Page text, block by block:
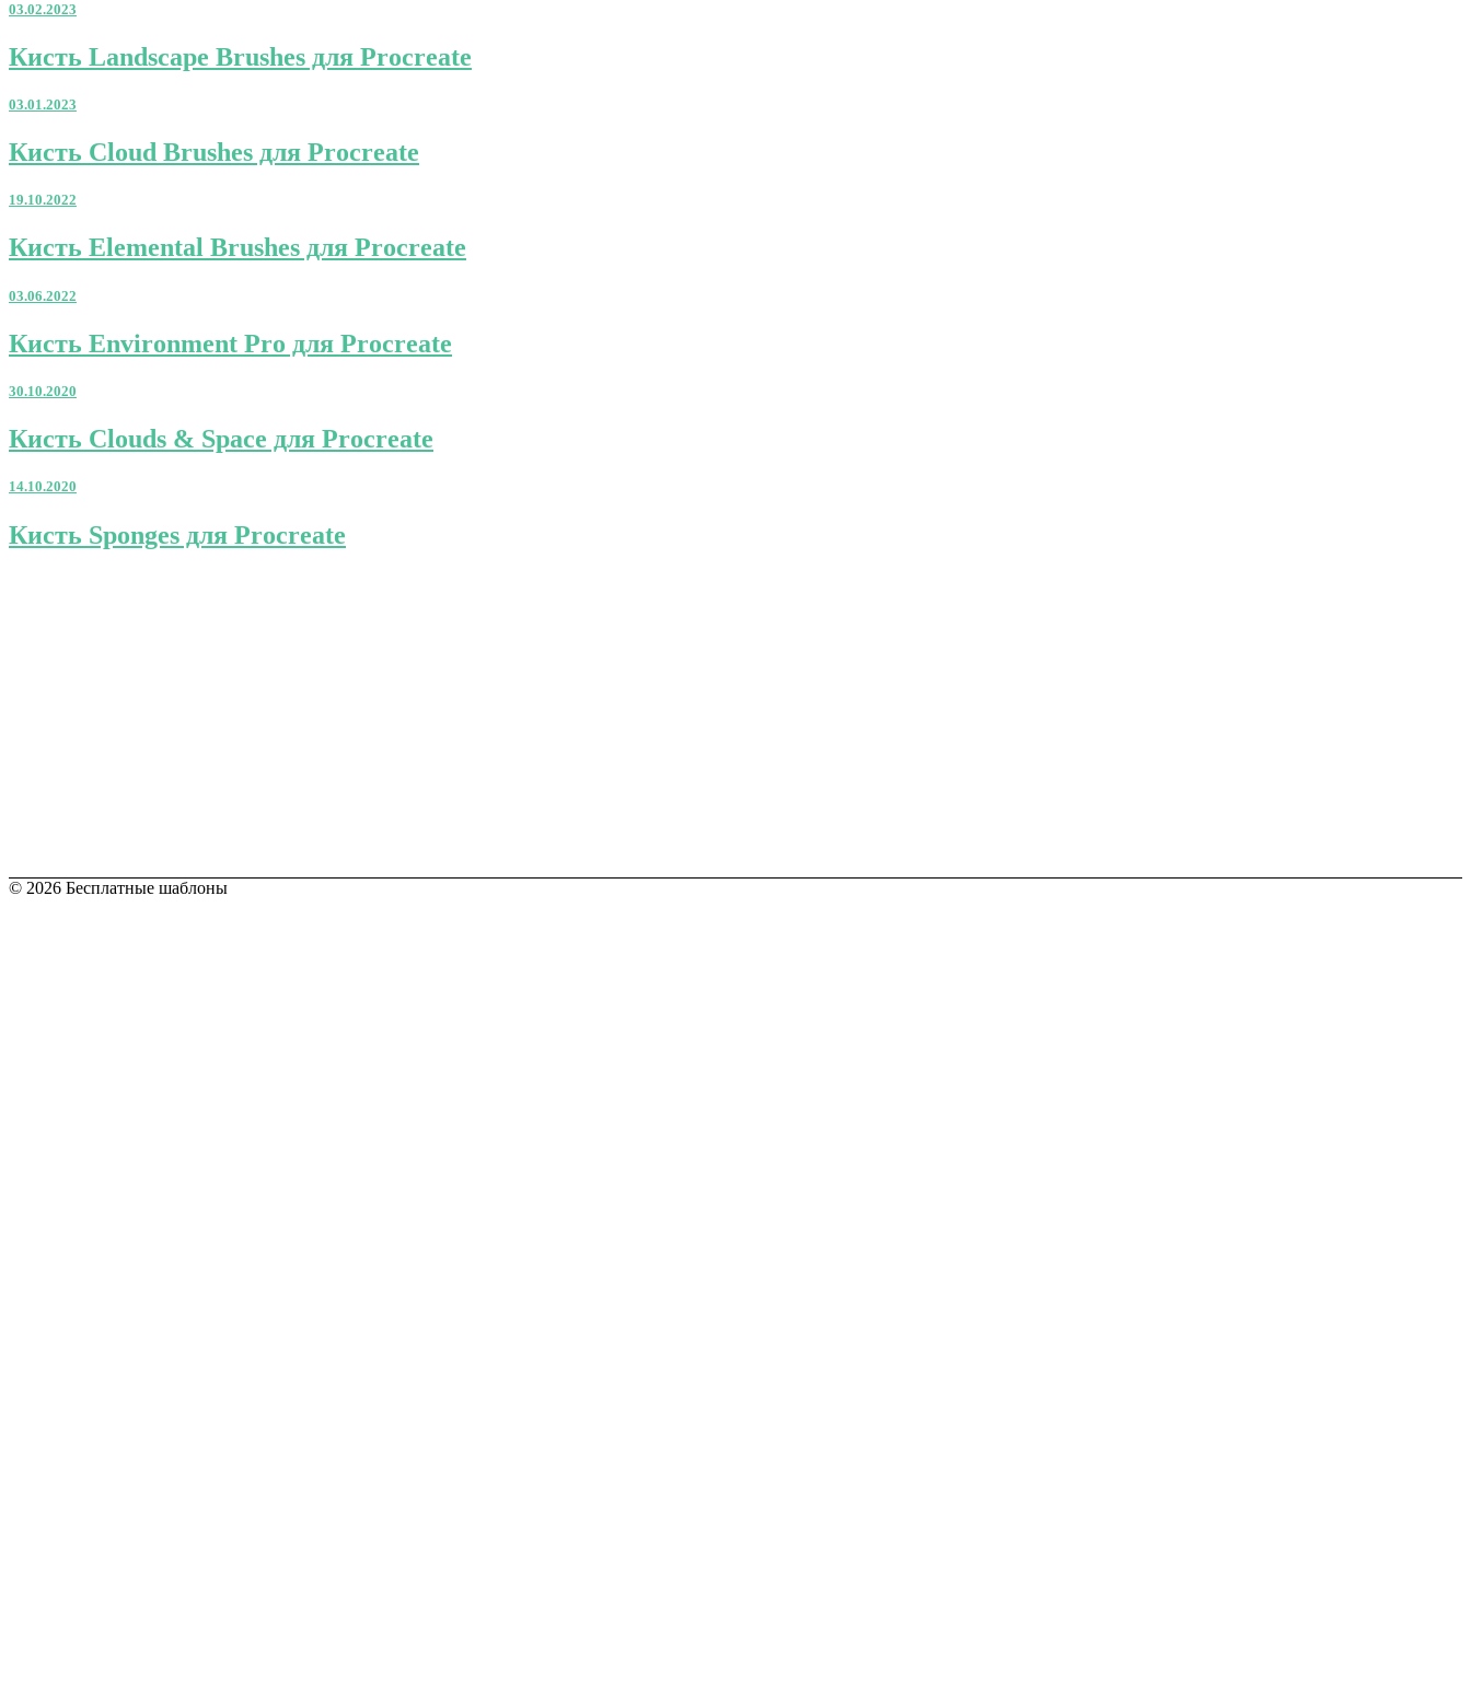
03.02.2023
Кисть
Landscape
для
Кисть Landscape Brushes для Procreate
03.01.2023
Кисть
Cloud
для
Кисть Cloud Brushes для Procreate
19.10.2022
Кисть
Elemental
для
Кисть Elemental Brushes для Procreate
03.06.2022
Кисть
Environment
для
Кисть Environment Pro для Procreate
30.10.2020
Кисть
Clouds
Space
Procreate
Кисть Clouds & Space для Procreate
14.10.2020
Кисть
Sponges
Кисть Sponges для Procreate
© 2026 Бесплатные шаблоны